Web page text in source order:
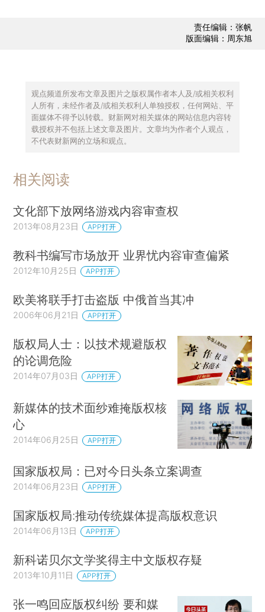
责任编辑：张帆
版面编辑：周东旭
观点频道所发布文章及图片之版权属作者本人及/或相关权利
人所有，未经作者及/或相关权利人单独授权，任何网站、平
面媒体不得予以转载。财新网对相关媒体的网站信息内容转
载授权并不包括上述文章及图片。文章均为作者个人观点，
不代表财新网的立场和观点。
相关阅读
文化部下放网络游戏内容审查权
2013年08月23日 APP打开
教科书编写市场放开 业界忧内容审查偏紧
2012年10月25日 APP打开
欧美将联手打击盗版 中俄首当其冲
2006年06月21日 APP打开
版权局人士：以技术规避版权
的论调危险
2014年07月03日 APP打开
新媒体的技术面纱难掩版权核
心
2014年06月25日 APP打开
国家版权局：已对今日头条立案调查
2014年06月23日 APP打开
国家版权局:推动传统媒体提高版权意识
2014年06月13日 APP打开
新科诺贝尔文学奖得主中文版权存疑
2013年10月11日 APP打开
张一鸣回应版权纠纷 要和媒